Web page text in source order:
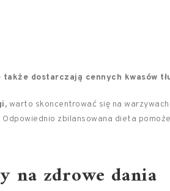
także dostarczają cennych kwasów
warto skoncentrować się na
zbilansowana dieta
na zdrowe dania